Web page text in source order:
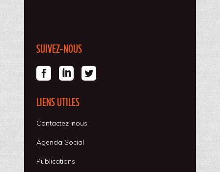
SUIVEZ-NOUS
LIENS UTILES
Contactez-nous
Agenda Social
Publications